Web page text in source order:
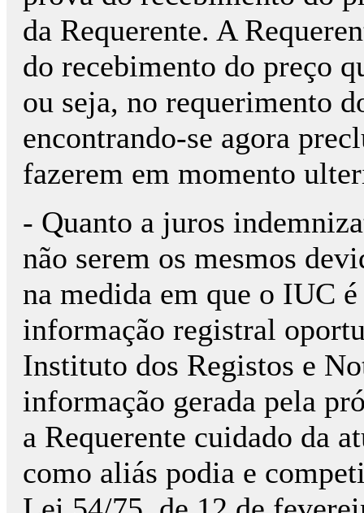
da Requerente. A
do recebimento do preço
ou seja, no requerimento
encontrando-se agora
fazerem em momento
- Quanto a juros
não serem os mesmos
na medida em que o IUC
informação registral
Instituto dos Registos e
informação gerada pela
a Requerente cuidado da
como aliás podia e